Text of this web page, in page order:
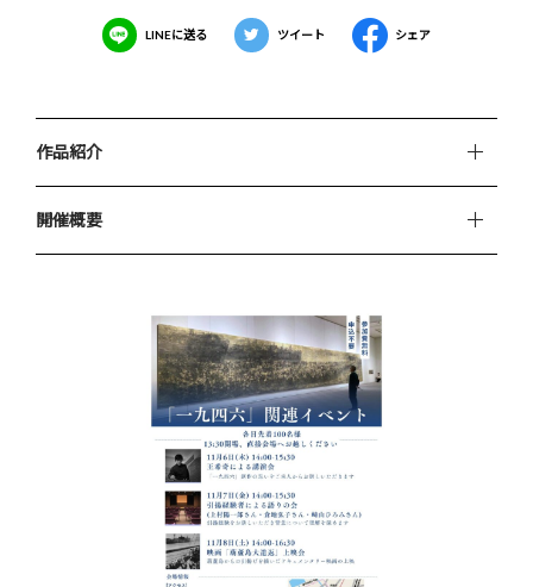
LINEに送る ツイート シェア
作品紹介
開催概要